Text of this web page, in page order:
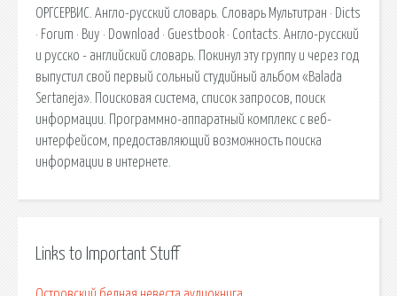
ОРГСЕРВИС. Англо-русский словарь. Словарь Мультитран · Dicts
· Forum · Buy · Download · Guestbook · Contacts. Англо-русский
и русско - английский словарь. Покинул эту группу и через год
выпустил свой первый сольный студийный альбом «Balada
Sertaneja». Поисковая сиcтема, список запросов, поиск
информации. Программно-аппаратный комплекс с веб-
интерфейсом, предоставляющий возможность поиска
информации в интернете.
Links to Important Stuff